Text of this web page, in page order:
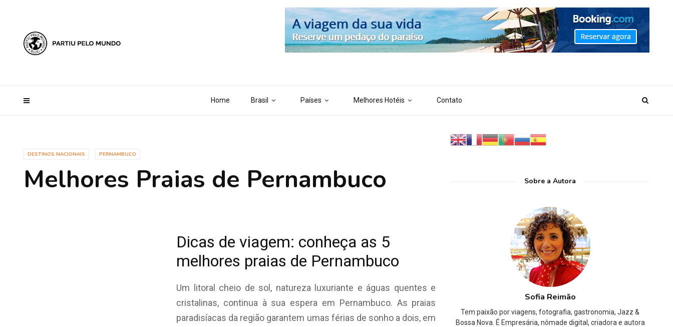
Home Brasil Países Melhores Hotéis Contato
DESTINOS NACIONAIS PERNAMBUCO
Melhores Praias de Pernambuco
Dicas de viagem: conheça as 5
melhores praias de Pernambuco
Um litoral cheio de sol, natureza luxuriante e águas quentes e
cristalinas, continua à sua espera em Pernambuco. As praias
paradisíacas da região garantem umas férias de sonho a dois, em
Sobre a Autora
Sofia Reimão
Tem paixão por viagens, fotografia, gastronomia, Jazz &
Bossa Nova. É Empresária, nômade digital, criadora e autora